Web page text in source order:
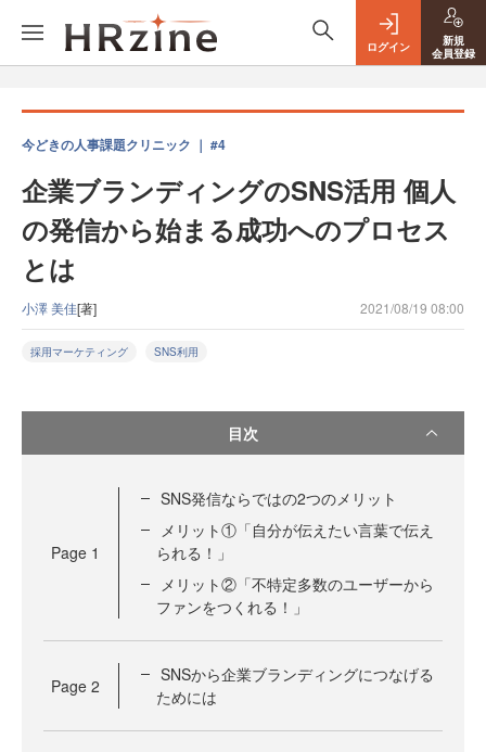
ログイン
新規
会員登録
今どきの人事課題クリニック ｜ #4
企業ブランディングのSNS活用 個人
の発信から始まる成功へのプロセス
とは
小澤 美佳[著] 2021/08/19 08:00
採用マーケティング SNS利用
目次
Page 1
SNS発信ならではの2つのメリット
メリット①「自分が伝えたい言葉で伝え
られる！」
メリット②「不特定多数のユーザーから
ファンをつくれる！」
Page 2
SNSから企業ブランディングにつなげる
ためには